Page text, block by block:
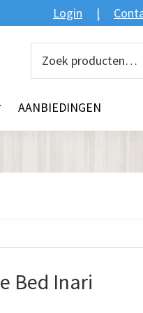
Login
Zoeken
AANBIEDINGEN
Bed Inari